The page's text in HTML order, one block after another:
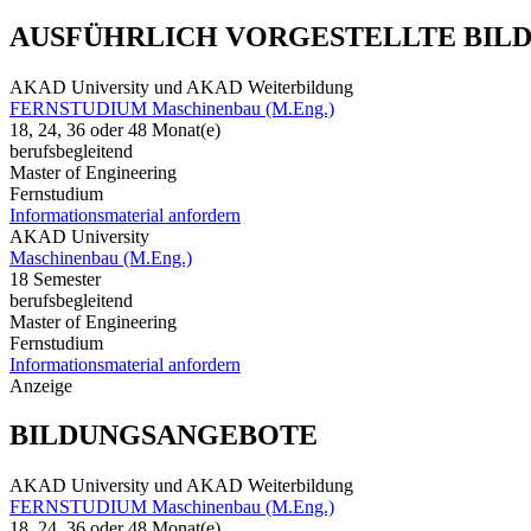
AUSFÜHRLICH VORGESTELLTE
AKAD University und AKAD Weiterbildung
FERNSTUDIUM Maschinenbau (M.Eng.)
18, 24, 36 oder 48 Monat(e)
berufsbegleitend
Master of Engineering
Fernstudium
Informationsmaterial anfordern
AKAD University
Maschinenbau (M.Eng.)
18 Semester
berufsbegleitend
Master of Engineering
Fernstudium
Informationsmaterial anfordern
Anzeige
BILDUNGSANGEBOTE
AKAD University und AKAD Weiterbildung
FERNSTUDIUM Maschinenbau (M.Eng.)